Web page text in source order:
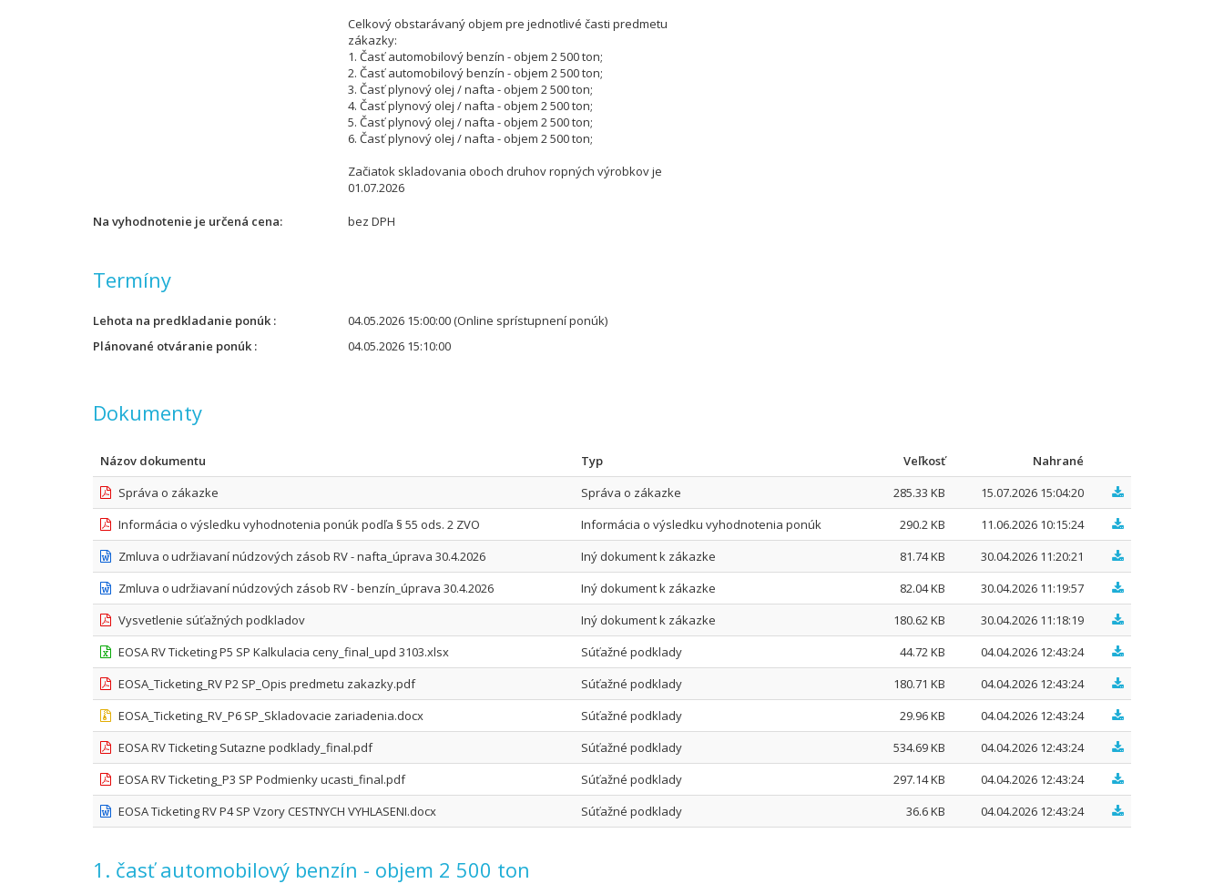
Celkový obstarávaný objem pre jednotlivé časti predmetu
zákazky:
1. Časť automobilový benzín - objem 2 500 ton;
2. Časť automobilový benzín - objem 2 500 ton;
3. Časť plynový olej / nafta - objem 2 500 ton;
4. Časť plynový olej / nafta - objem 2 500 ton;
5. Časť plynový olej / nafta - objem 2 500 ton;
6. Časť plynový olej / nafta - objem 2 500 ton;
Začiatok skladovania oboch druhov ropných výrobkov je
01.07.2026
Na vyhodnotenie je určená cena bez DPH
Termíny
Lehota na predkladanie ponúk 04.05.2026 15:00:00(Online sprístupnení ponúk)
Plánované otváranie ponúk
04.05.2026 15:10:00
Dokumenty
Názov dokumentu Typ Veľkosť
Nahrané
Správa o zákazke
Správa o zákazke 285.33 KB
15.07.2026 15:04:20
Informácia o výsledku vyhodnotenia ponúk podľa § 55 ods. 2 ZVO
Informácia o výsledku vyhodnotenia ponúk 290.2 KB
11.06.2026 10:15:24
Zmluva o udržiavaní núdzových zásob RV - nafta_úprava 30.4.2026
Iný dokument k zákazke 81.74 KB
30.04.2026 11:20:21
Zmluva o udržiavaní núdzových zásob RV - benzín_úprava 30.4.2026
Iný dokument k zákazke 82.04 KB
30.04.2026 11:19:57
Vysvetlenie súťažných podkladov
Iný dokument k zákazke 180.62 KB
30.04.2026 11:18:19
EOSA RV Ticketing P5 SP Kalkulacia ceny_final_upd 3103.xlsx
Súťažné podklady 44.72 KB
04.04.2026 12:43:24
EOSA_Ticketing_RV P2 SP_Opis predmetu zakazky.pdf
Súťažné podklady 180.71 KB
04.04.2026 12:43:24
EOSA_Ticketing_RV_P6 SP_Skladovacie zariadenia.docx
Súťažné podklady 29.96 KB
04.04.2026 12:43:24
EOSA RV Ticketing Sutazne podklady_final.pdf
Súťažné podklady 534.69 KB
04.04.2026 12:43:24
EOSA RV Ticketing_P3 SP Podmienky ucasti_final.pdf
Súťažné podklady 297.14 KB
04.04.2026 12:43:24
EOSA Ticketing RV P4 SP Vzory CESTNYCH VYHLASENI.docx
Súťažné podklady 36.6 KB 04.04.2026 12:43:24
1. časť automobilový benzín - objem 2 500 ton